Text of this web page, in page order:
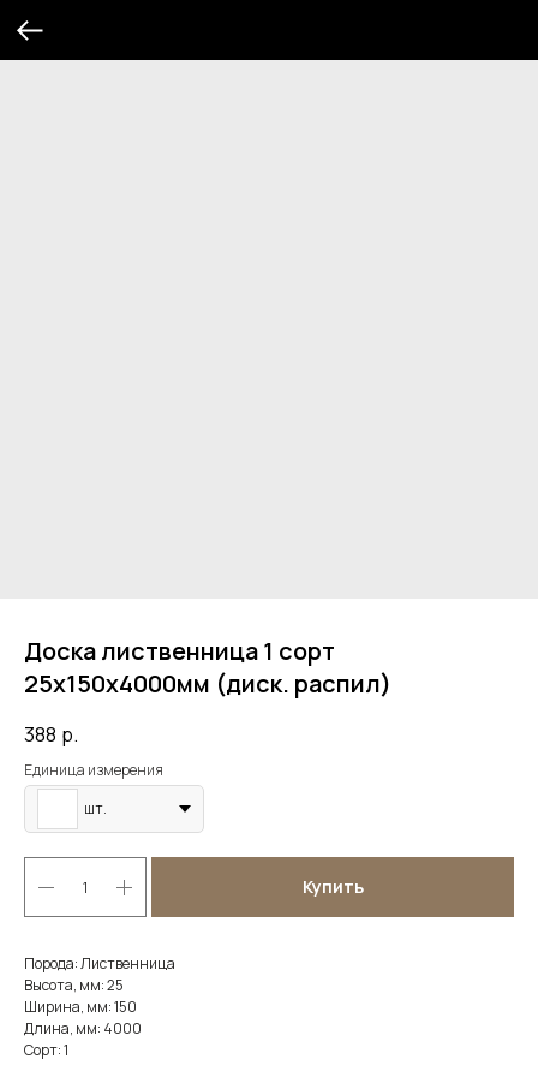
Доска лиственница 1 сорт
25х150х4000мм (диск. распил)
388 р.
Единица измерения
шт.
Купить
Порода: Лиственница
Высота, мм: 25
Ширина, мм: 150
Длина, мм: 4000
Сорт: 1